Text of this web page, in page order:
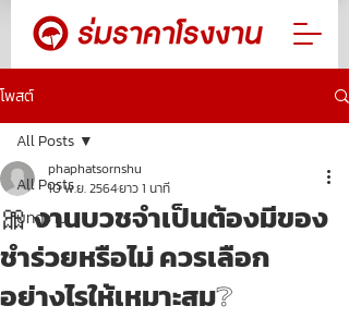
โพสต์
All Posts
บทความ
All Posts
🎀 งานบวชจำเป็นต้องมีของ
ชำร่วยหรือไม่ ควรเลือก
อย่างไรให้เหมาะสม❔
phaphatsornshu
10 พ.ย. 2564ยาว 1 นาที